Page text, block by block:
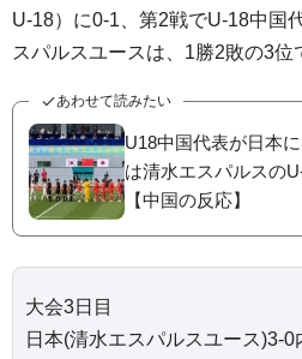
U-18）に0-1、第2戦でU-18中国
スパルスユースは、1勝2敗の3位
あわせて読みたい
U18中国代表が日本
は清水エスパルスの
【中国の反応】
大会3日目
日本(清水エスパルスユース)3-